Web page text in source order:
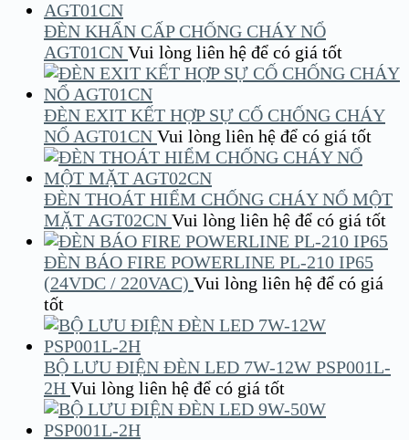
ĐÈN KHẨN CẤP CHỐNG CHÁY NỔ
AGT01CN Vui lòng liên hệ để có giá tốt
ĐÈN EXIT KẾT HỢP SỰ CỐ CHỐNG CHÁY
NỔ AGT01CN Vui lòng liên hệ để có giá tốt
ĐÈN THOÁT HIỂM CHỐNG CHÁY NỔ MỘT
MẶT AGT02CN Vui lòng liên hệ để có giá tốt
ĐÈN BÁO FIRE POWERLINE PL-210 IP65
(24VDC / 220VAC) Vui lòng liên hệ để có giá
tốt
BỘ LƯU ĐIỆN ĐÈN LED 7W-12W PSP001L-
2H Vui lòng liên hệ để có giá tốt